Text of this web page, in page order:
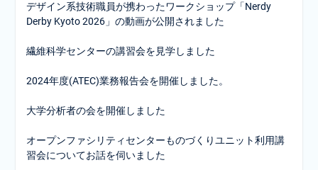
ン
デザイン系技術職員が携わったワークショップ「Nerdy
Derby Kyoto 2026」の動画が公開されました
繊維科学センターの講習会を見学しました
2024年度(ATEC)業務報告会を開催しました。
大学分析者の会を開催しました
オープンファシリティセンターものづくりユニット利用講
習会についてお話を伺いました